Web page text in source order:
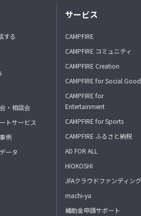
する
・相談会
トサービス
例
ータ
サービス
CAMPFIRE
CAMPFIRE コミュニティ
CAMPFIRE Creation
CAMPFIRE for Social Good
CAMPFIRE for
Entertainment
CAMPFIRE for Sports
CAMPFIRE ふるさと納税
AD FOR ALL
HIOKOSHI
JFAクラウドファンディング
machi-ya
補助金申請サポート